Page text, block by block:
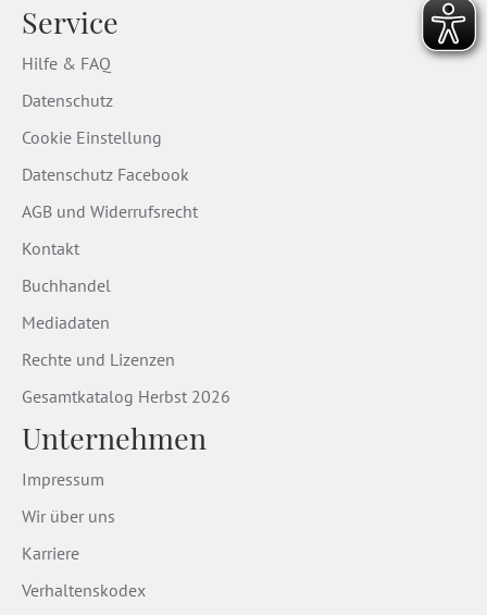
Service
Hilfe & FAQ
Datenschutz
Cookie Einstellung
Datenschutz Facebook
AGB und Widerrufsrecht
Kontakt
Buchhandel
Mediadaten
Rechte und Lizenzen
Gesamtkatalog Herbst 2026
Unternehmen
Impressum
Wir über uns
Karriere
Verhaltenskodex